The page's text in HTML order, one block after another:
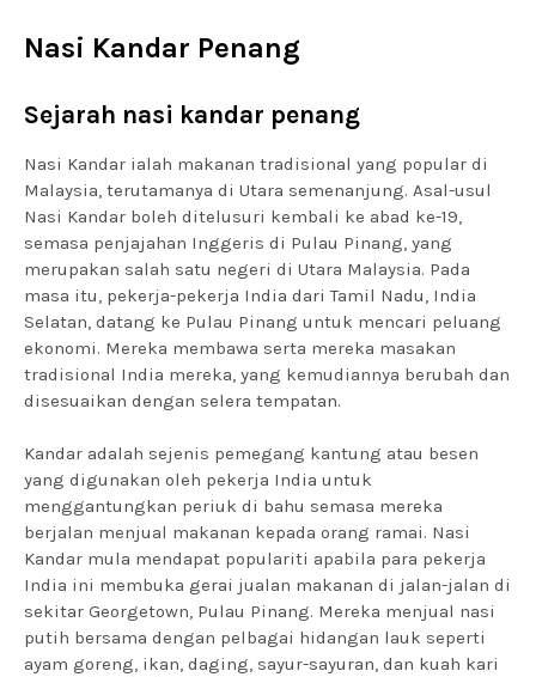
Nasi Kandar Penang
Sejarah nasi kandar penang
Nasi Kandar ialah makanan tradisional yang popular di
Malaysia, terutamanya di Utara semenanjung. Asal-usul
Nasi Kandar boleh ditelusuri kembali ke abad ke-19,
semasa penjajahan Inggeris di Pulau Pinang, yang
merupakan salah satu negeri di Utara Malaysia. Pada
masa itu, pekerja-pekerja India dari Tamil Nadu, India
Selatan, datang ke Pulau Pinang untuk mencari peluang
ekonomi. Mereka membawa serta mereka masakan
tradisional India mereka, yang kemudiannya berubah dan
disesuaikan dengan selera tempatan.
Kandar adalah sejenis pemegang kantung atau besen
yang digunakan oleh pekerja India untuk
menggantungkan periuk di bahu semasa mereka
berjalan menjual makanan kepada orang ramai. Nasi
Kandar mula mendapat populariti apabila para pekerja
India ini membuka gerai jualan makanan di jalan-jalan di
sekitar Georgetown, Pulau Pinang. Mereka menjual nasi
putih bersama dengan pelbagai hidangan lauk seperti
ayam goreng, ikan, daging, sayur-sayuran, dan kuah kari